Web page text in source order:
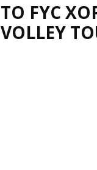
TO FYC
VOLLEY